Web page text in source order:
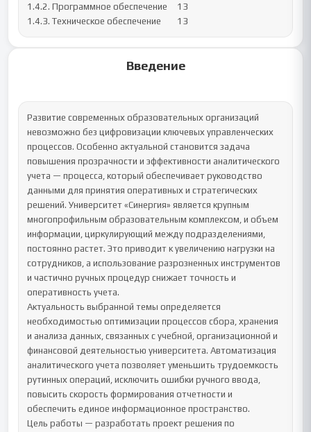
1.4.2. Программное обеспечение	13
1.4.3. Техническое обеспечение	13
Введение
Развитие современных образовательных организаций
невозможно без цифровизации ключевых управленческих
процессов. Особенно актуальной становится задача
повышения прозрачности и эффективности аналитического
учета — процесса, который обеспечивает руководство
данными для принятия оперативных и стратегических
решений. Университет «Синергия» является крупным
многопрофильным образовательным комплексом, и объем
информации, циркулирующий между подразделениями,
постоянно растет. Это приводит к увеличению нагрузки на
сотрудников, а использование разрозненных инструментов
и частично ручных процедур снижает точность и
оперативность учета.
Актуальность выбранной темы определяется
необходимостью оптимизации процессов сбора, хранения
и анализа данных, связанных с учебной, организационной и
финансовой деятельностью университета. Автоматизация
аналитического учета позволяет уменьшить трудоемкость
рутинных операций, исключить ошибки ручного ввода,
повысить скорость формирования отчетности и
обеспечить единое информационное пространство.
Цель работы — разработать проект решения по